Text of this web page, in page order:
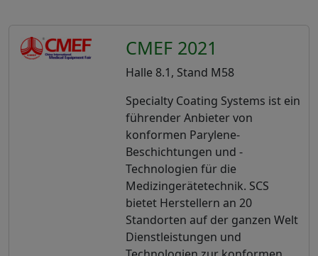
CMEF 2021
Halle 8.1, Stand M58
Specialty Coating Systems ist ein
führender Anbieter von
konformen Parylene-
Beschichtungen und -
Technologien für die
Medizingerätetechnik. SCS
bietet Herstellern an 20
Standorten auf der ganzen Welt
Dienstleistungen und